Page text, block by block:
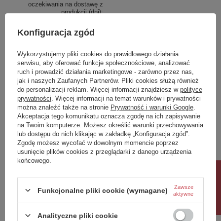
Wystarczy obrót o 90 stopni, aby otworzyć zawór
Właściwości
Marka
SAPHO
Seria
ANTEA
Szerokość
500 mm
Wysokość
Mosiądz
Instalacja
Na brzeg wanny
oczekiwania na dostawę z
produkcji (dni):
Gwarancja w miesiącach
Zobacz również
Poprzedni z tej kategorii Następny z tej kategorii
Konfiguracja zgód
Wykorzystujemy pliki cookies do prawidłowego działania
serwisu, aby oferować funkcje społecznościowe, analizować
ruch i prowadzić działania marketingowe - zarówno przez nas,
jak i naszych Zaufanych Partnerów. Pliki cookies służą również
do personalizacji reklam. Więcej informacji znajdziesz w polityce
prywatności . Więcej informacji na temat warunków i prywatności
można znaleźć także na stronie Prywatność i warunki Google
Akceptacja tego komunikatu oznacza zgodę na ich zapisywanie
na Twoim komputerze. Możesz określić warunki przechowywania
lub dostępu do nich klikając w zakładkę „Konfiguracja zgód”.
Zgodę możesz wycofać w dowolnym momencie poprzez
usunięcie plików cookies z przeglądarki z danego urządzenia
końcowego.
Funkcjonalne pliki cookie (wymagane)
Zawsze
aktywne
Analityczne pliki cookie